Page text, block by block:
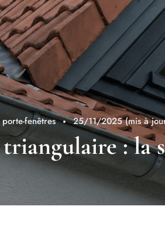
fenêtres 25/11/2025 (mis à
: la